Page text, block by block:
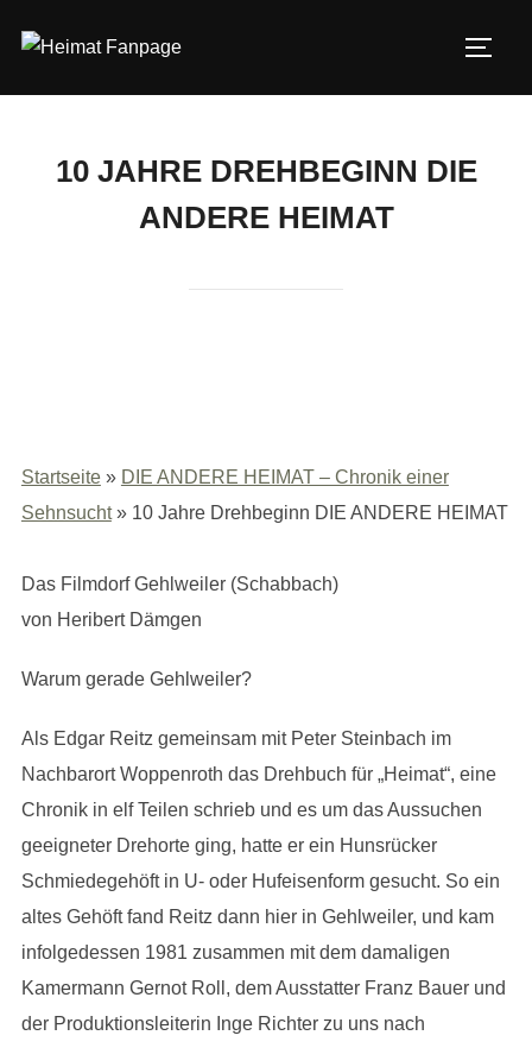
Inhalt
10 JAHRE DREHBEGINN DIE
ANDERE HEIMAT
Startseite» DIE ANDERE HEIMAT – Chronik einer
Sehnsucht» 10 Jahre Drehbeginn DIE ANDERE HEIMAT
Das Filmdorf Gehlweiler (Schabbach)
von Heribert Dämgen
Warum gerade Gehlweiler?
Als Edgar Reitz gemeinsam mit Peter Steinbach im
Nachbarort Woppenroth das Drehbuch für „Heimat“, eine
Chronik in elf Teilen schrieb und es um das Aussuchen
geeigneter Drehorte ging, hatte er ein Hunsrücker
Schmiedegehöft in U- oder Hufeisenform gesucht. So ein
altes Gehöft fand Reitz dann hier in Gehlweiler, und kam
infolgedessen 1981 zusammen mit dem damaligen
Kamermann Gernot Roll, dem Ausstatter Franz Bauer und
der Produktionsleiterin Inge Richter zu uns nach